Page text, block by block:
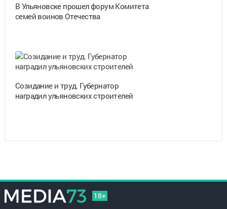
В Ульяновске прошел форум Комитета
семей воинов Отечества
Созидание и труд. Губернатор
наградил ульяновских строителей
18+